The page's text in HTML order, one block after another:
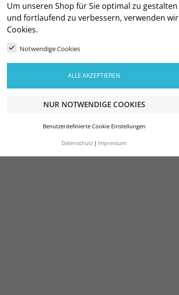
Um unseren Shop für Sie optimal zu gestalten
und fortlaufend zu verbessern, verwenden wir
Cookies.
Notwendige Cookies
ALLE AKZEPTIEREN
NUR NOTWENDIGE COOKIES
Benutzerdefinierte Cookie Einstellungen
Datenschutz Impressum